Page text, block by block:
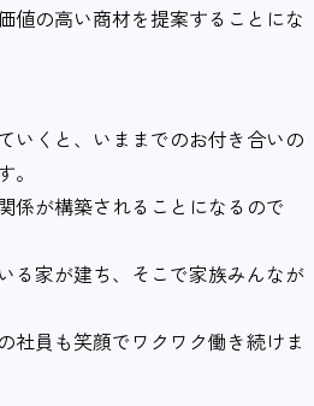
値の高い商材を提案することにな
いくと、いままでのお付き合いの
が構築されることになるので
る家が建ち、そこで家族みんなが
社員も笑顔でワクワク働き続けま